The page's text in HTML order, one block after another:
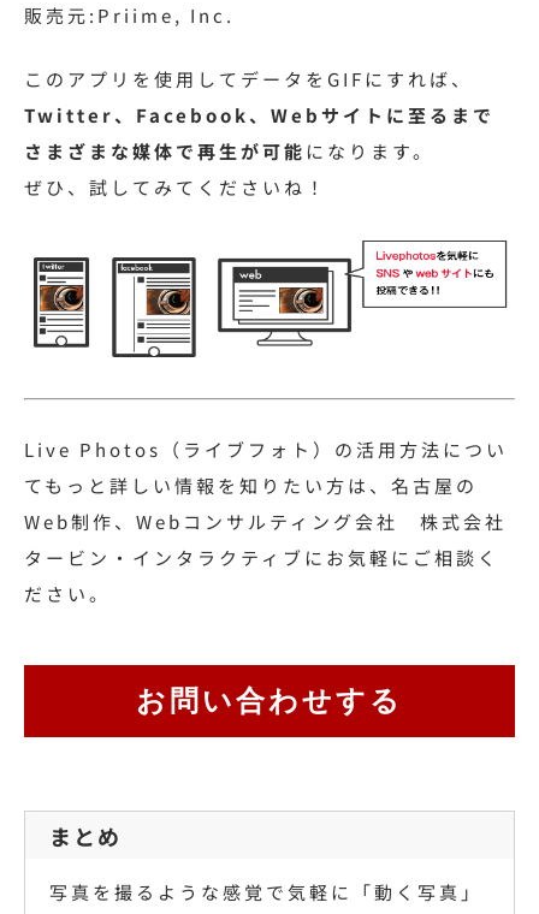
販売元:Priime, Inc.
このアプリを使用してデータをGIFにすれば、
Twitter、Facebook、Webサイトに至るまで
さまざまな媒体で再生が可能になります。
ぜひ、試してみてくださいね！
Live Photos（ライブフォト）の活用方法につい
てもっと詳しい情報を知りたい方は、名古屋の
Web制作、Webコンサルティング会社 株式会社
タービン・インタラクティブにお気軽にご相談く
ださい。
お問い合わせする
まとめ
写真を撮るような感覚で気軽に「動く写真」